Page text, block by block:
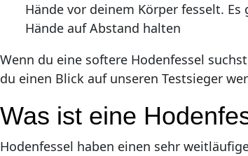
Hände vor deinem Körper fesselt.
Hände auf Abstand halten
Wenn du eine softere Hodenfessel
du einen Blick auf unseren Testsieger
Was ist eine
Hodenfessel haben einen sehr